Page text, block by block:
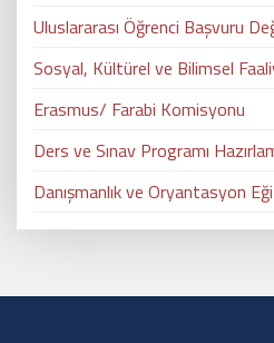
Uluslararası Öğrenci Başvuru
Sosyal, Kültürel ve Bilimsel
Erasmus/ Farabi Komisyonu
Ders ve Sınav Programı
Danışmanlık ve Oryantasyon